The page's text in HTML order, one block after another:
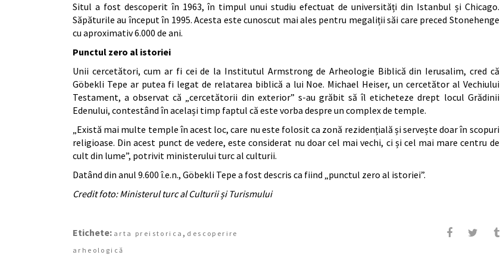
Situl a fost descoperit în 1963, în timpul unui studiu efectuat de universități din Istanbul și Chicago.
Săpăturile au început în 1995. Acesta este cunoscut mai ales pentru megaliții săi care preced Stonehenge
cu aproximativ 6.000 de ani.
Punctul zero al istoriei
Unii cercetători, cum ar fi cei de la Institutul Armstrong de Arheologie Biblică din Ierusalim, cred că
Göbekli Tepe ar putea fi legat de relatarea biblică a lui Noe. Michael Heiser, un cercetător al Vechiului
Testament, a observat că „cercetătorii din exterior” s-au grăbit să îl eticheteze drept locul Grădinii
Edenului, contestând în același timp faptul că este vorba despre un complex de temple.
„Există mai multe temple în acest loc, care nu este folosit ca zonă rezidențială și servește doar în scopuri
religioase. Din acest punct de vedere, este considerat nu doar cel mai vechi, ci și cel mai mare centru de
cult din lume”, potrivit ministerului turc al culturii.
Datând din anul 9.600 î.e.n., Göbekli Tepe a fost descris ca fiind „punctul zero al istoriei”.
Credit foto: Ministerul turc al Culturii și Turismului
Etichete: arta preistorica, descoperire
arheologică